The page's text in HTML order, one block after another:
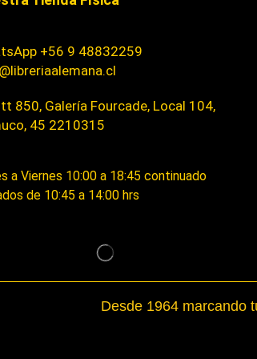
+56 9 48832259
850, Galería Fourcade, Local 104,
45 2210315
a Viernes 10:00 a 18:45 continuado
de 10:45 a 14:00 hrs
Desde 1964 marcando